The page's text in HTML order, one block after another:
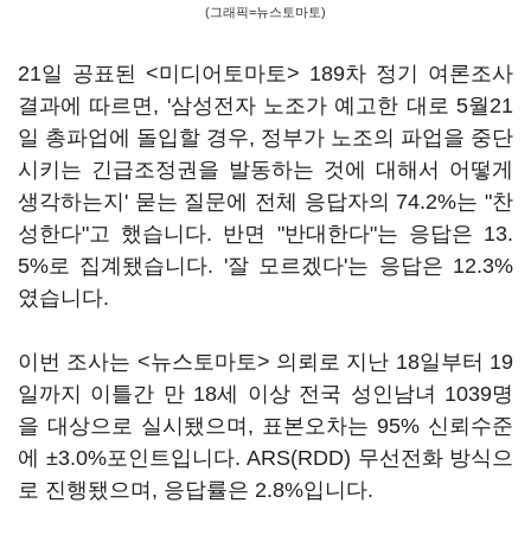
(그래픽=뉴스토마토)
21일 공표된 <미디어토마토> 189차 정기 여론조사
결과에 따르면, '삼성전자 노조가 예고한 대로 5월21
일 총파업에 돌입할 경우, 정부가 노조의 파업을 중단
시키는 긴급조정권을 발동하는 것에 대해서 어떻게
생각하는지' 묻는 질문에 전체 응답자의 74.2%는 "찬
성한다"고 했습니다. 반면 "반대한다"는 응답은 13.
5%로 집계됐습니다. '잘 모르겠다'는 응답은 12.3%
였습니다.
이번 조사는 <뉴스토마토> 의뢰로 지난 18일부터 19
일까지 이틀간 만 18세 이상 전국 성인남녀 1039명
을 대상으로 실시됐으며, 표본오차는 95% 신뢰수준
에 ±3.0%포인트입니다. ARS(RDD) 무선전화 방식으
로 진행됐으며, 응답률은 2.8%입니다.